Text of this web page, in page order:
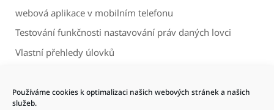
Používáme cookies k optimalizaci našich webových stránek a našich
služeb.
webová aplikace v mobilním telefonu
Testování funkčnosti nastavování práv daných lovci
Vlastní přehledy úlovků
Pravidlo pouze jednoho hospodáře v honitbě